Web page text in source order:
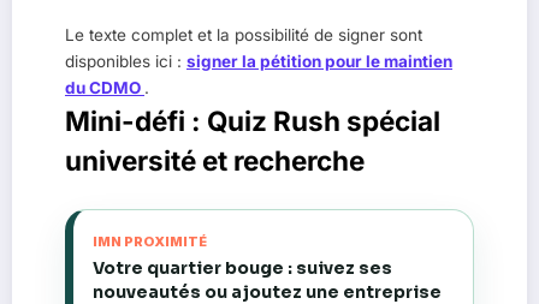
Le texte complet et la possibilité de signer sont
disponibles ici : signer la pétition pour le maintien
du CDMO .
Mini-défi : Quiz Rush spécial
université et recherche
IMN PROXIMITÉ
Votre quartier bouge : suivez ses
nouveautés ou ajoutez une entreprise